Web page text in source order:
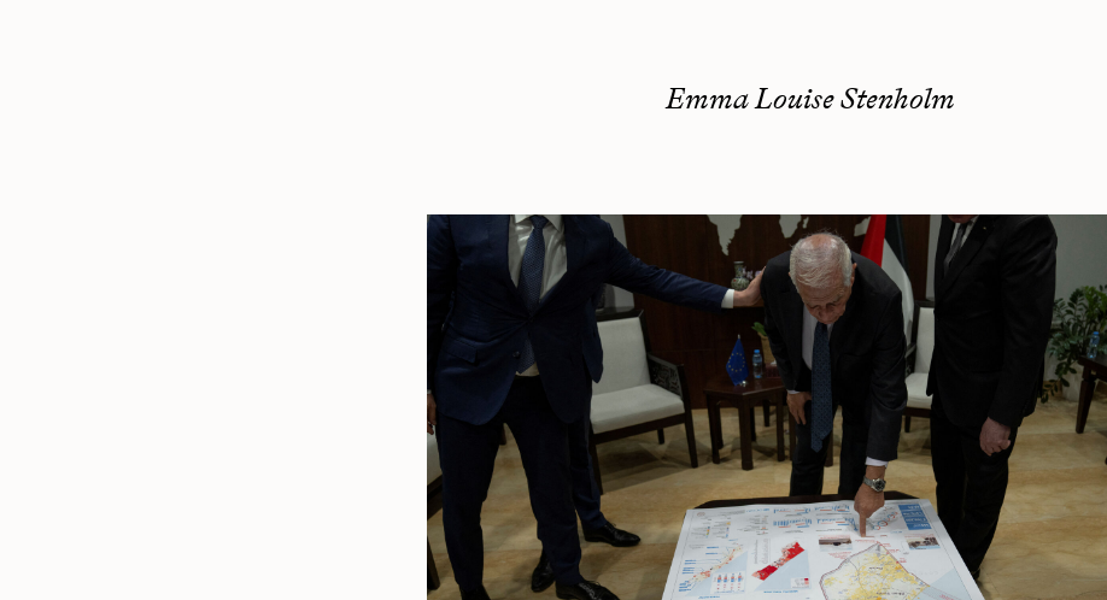
Emma Louise Stenholm